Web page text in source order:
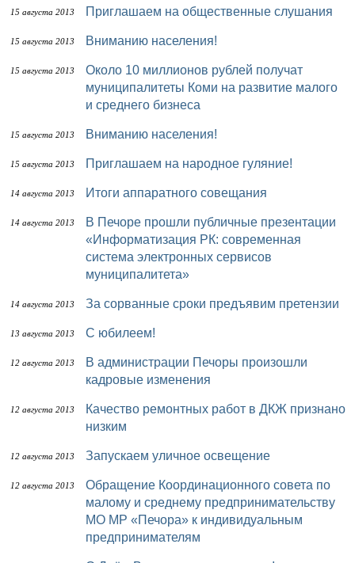
15 августа 2013 Приглашаем на общественные слушания
15 августа 2013 Вниманию населения!
15 августа 2013
Около 10 миллионов рублей получат
муниципалитеты Коми на развитие малого
и среднего бизнеса
15 августа 2013 Вниманию населения!
15 августа 2013 Приглашаем на народное гуляние!
14 августа 2013 Итоги аппаратного совещания
14 августа 2013
В Печоре прошли публичные презентации
«Информатизация РК: современная
система электронных сервисов
муниципалитета»
14 августа 2013 За сорванные сроки предъявим претензии
13 августа 2013 С юбилеем!
12 августа 2013
В администрации Печоры произошли
кадровые изменения
12 августа 2013
Качество ремонтных работ в ДКЖ признано
низким
12 августа 2013 Запускаем уличное освещение
12 августа 2013
Обращение Координационного совета по
малому и среднему предпринимательству
МО МР «Печора» к индивидуальным
предпринимателям